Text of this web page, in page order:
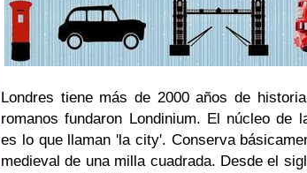
Londres tiene más de 2000 años de
romanos fundaron Londinium. El núcleo de
es lo que llaman 'la city'. Conserva
medieval de una milla cuadrada. Desde el